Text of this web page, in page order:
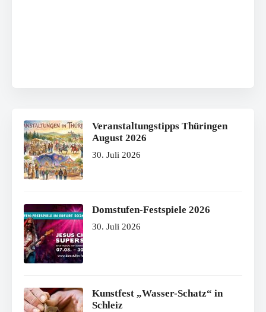
Veranstaltungstipps Thüringen
August 2026
30. Juli 2026
Domstufen-Festspiele 2026
30. Juli 2026
Kunstfest „Wasser-Schatz“ in
Schleiz